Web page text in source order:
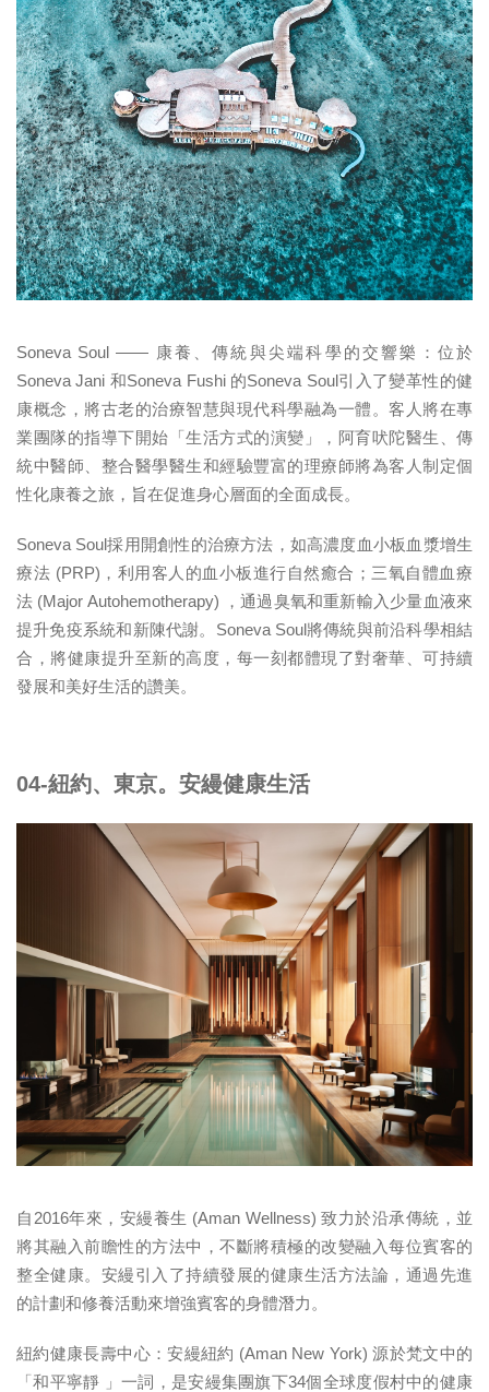
Soneva Soul —— 康養、傳統與尖端科學的交響樂：位於
Soneva Jani 和Soneva Fushi 的Soneva Soul引入了變革性的健
康概念，將古老的治療智慧與現代科學融為一體。客人將在專
業團隊的指導下開始「生活方式的演變」，阿育吠陀醫生、傳
統中醫師、整合醫學醫生和經驗豐富的理療師將為客人制定個
性化康養之旅，旨在促進身心層面的全面成長。
Soneva Soul採用開創性的治療方法，如高濃度血小板血漿增生
療法 (PRP)，利用客人的血小板進行自然癒合；三氧自體血療
法 (Major Autohemotherapy) ，通過臭氧和重新輸入少量血液來
提升免疫系統和新陳代謝。Soneva Soul將傳統與前沿科學相結
合，將健康提升至新的高度，每一刻都體現了對奢華、可持續
發展和美好生活的讚美。
04-紐約、東京。安縵健康生活
自2016年來，安縵養生 (Aman Wellness) 致力於沿承傳統，並
將其融入前瞻性的方法中，不斷將積極的改變融入每位賓客的
整全健康。安縵引入了持續發展的健康生活方法論，通過先進
的計劃和修養活動來增強賓客的身體潛力。
紐約健康長壽中心：安縵紐約 (Aman New York) 源於梵文中的
「和平寧靜 」一詞，是安縵集團旗下34個全球度假村中的健康